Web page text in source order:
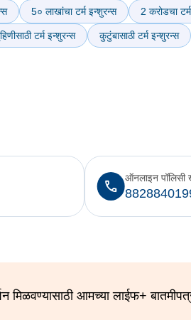
5० लाखांचा टर्म इन्शुरन्स 2 करोडचा
टर्म इन्शुरन्स कुटुंबासाठी टर्म इन्शुरन्स
ऑनलाइन पॉलिसी
मिळवण्यासाठी आमच्या लाईफ+